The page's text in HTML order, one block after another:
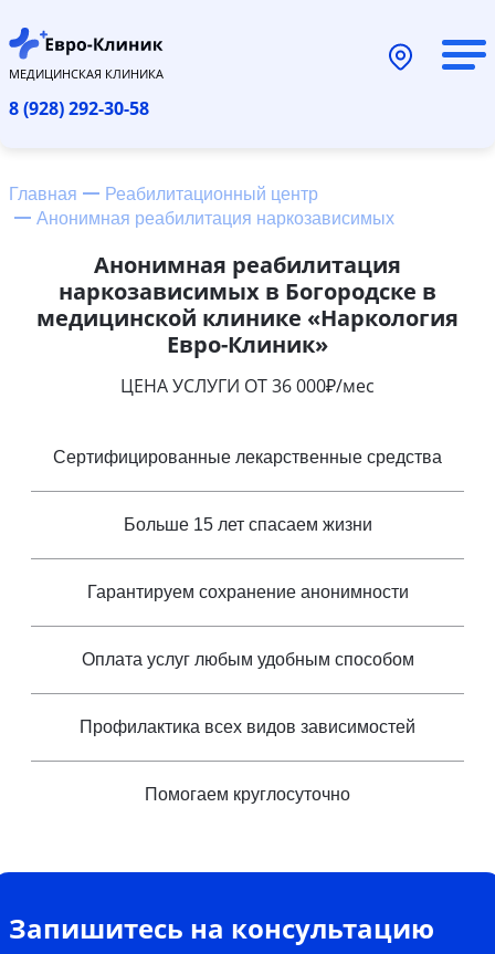
МЕДИЦИНСКАЯ КЛИНИКА
8 (928) 292-30-58
Главная
Реабилитационный центр
Анонимная реабилитация наркозависимых
Анонимная реабилитация
наркозависимых в Богородске в
медицинской клинике «Наркология
Евро-Клиник»
ЦЕНА УСЛУГИ ОТ 36 000₽/мес
Сертифицированные лекарственные средства
Больше 15 лет спасаем жизни
Гарантируем сохранение анонимности
Оплата услуг любым удобным способом
Профилактика всех видов зависимостей
Помогаем круглосуточно
Запишитесь на консультацию